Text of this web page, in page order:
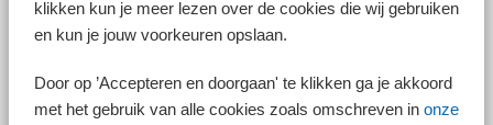
klikken kun je meer lezen over de cookies die wij gebruiken
en kun je jouw voorkeuren opslaan.
Door op ’Accepteren en doorgaan' te klikken ga je akkoord
met het gebruik van alle cookies zoals omschreven in onze
Landbouwvrijstelling
Noord-Holland waarbij het ging om de landbouwvrijstelling. Deze
vrijstelling van de winst geldt voor waardeveranderingen van